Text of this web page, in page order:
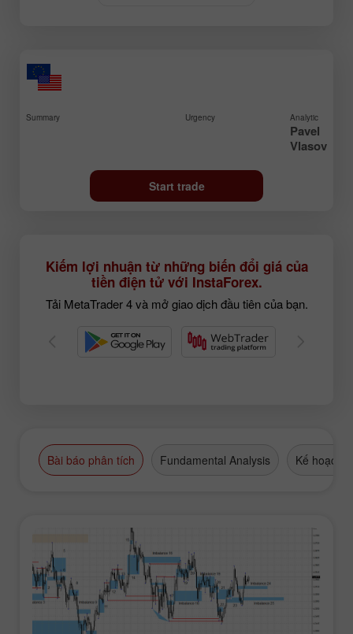
Summary Urgency Analytic
Pavel
Vlasov
Start trade
Kiếm lợi nhuận từ những biến đổi giá của
tiền điện tử với InstaForex.
Tải MetaTrader 4 và mở giao dịch đầu tiên của bạn.
Bài báo phân tích Fundamental Analysis Kế hoạch